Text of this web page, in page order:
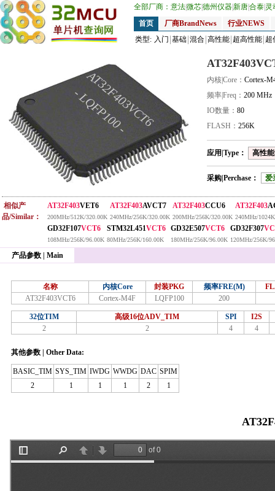
全部厂商： 意法微芯德州仪器新唐合泰 灵
首页
厂商BrandNews
行业NEWS
类型: 入门 基础 混合 高性能 超高性能 超
AT32F403VCT6
- LQFP100 -
内核|Core： Cortex-
频率|Freq： 200 MHz
IO数量： 80
FLASH： 256K
应用|Type： 高性
采购|Perchase： 爱
相似产
品/Similar：
AT32F403VET6
200MHz/512K/320.00K
AT32F403AVCT7
240MHz/256K/320.00K
AT32F403CCU6
200MHz/256K/320.00K
AT32F403
240MHz/
GD32F107VCT6
108MHz/256K/96.00K
STM32L451VCT6
80MHz/256K/160.00K
GD32E507VCT6
180MHz/256K/96.00K
GD32F307
120MHz/256K/
产品参数 | Main
名称 内核Core 封装PKG 频率FRE(M)
AT32F403VCT6
Cortex-M4F LQFP100 200
32位TIM 高级16位ADV_TIM SPI
I2S
2
2 4 4
其他参数 | Other Data:
BASIC_TIM SYS_TIM IWDG WWDG DAC SPIM
2
1 1 1 2 1